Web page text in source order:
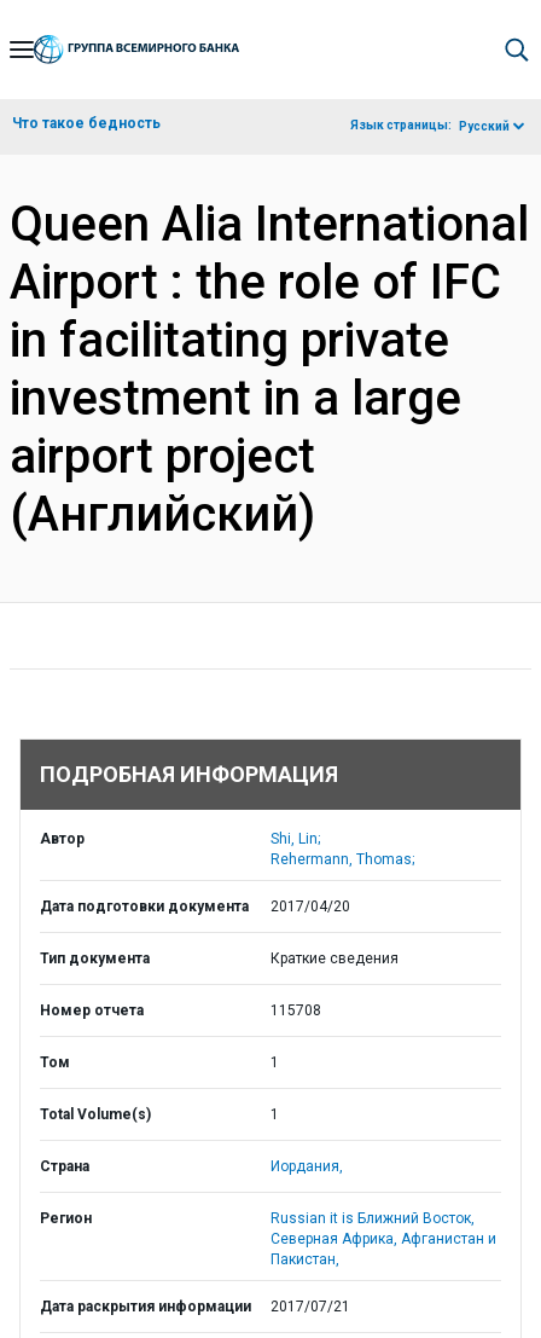
Skip
Navigation
Что такое бедность Язык страницы: Русский
Queen Alia International
Airport : the role of IFC
in facilitating private
investment in a large
airport project
(Английский)
ПОДРОБНАЯ ИНФОРМАЦИЯ
Автор
Shi, Lin;
Rehermann, Thomas;
Дата подготовки документа 2017/04/20
Тип документа Краткие сведения
Номер отчета 115708
Том 1
Total Volume(s) 1
Страна Иордания,
Регион
Russian it is Ближний Восток,
Северная Африка, Афганистан и
Пакистан,
Дата раскрытия информации 2017/07/21